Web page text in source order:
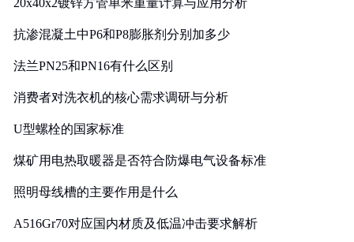
20x40x2镀锌方管单米重量计算与应用分析
抗渗混凝土中P6和P8膨胀剂分别加多少
法兰PN25和PN16有什么区别
消费者对洗衣机的核心需求调研与分析
U型螺栓的国家标准
煤矿用电热取暖器是否符合防爆电气设备标准
照明母线槽的主要作用是什么
A516Gr70对应国内材质及低温冲击要求解析